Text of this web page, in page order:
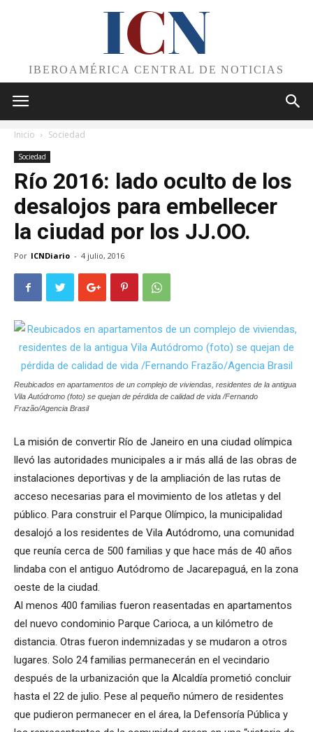
ICN
IBEROAMÉRICA CENTRAL DE NOTICIAS
Inicio Sociedad
Sociedad
Río 2016: lado oculto de los
desalojos para embellecer
la ciudad por los JJ.OO.
Por ICNDiario - 4 julio, 2016
Reubicados en apartamentos de un complejo de viviendas, residentes de la antigua
Vila Autódromo (foto) se quejan de pérdida de calidad de vida /Fernando
Frazão/Agencia Brasil
La misión de convertir Río de Janeiro en una ciudad olímpica
llevó las autoridades municipales a ir más allá de las obras de
instalaciones deportivas y de la ampliación de las rutas de
acceso necesarias para el movimiento de los atletas y del
público. Para construir el Parque Olímpico, la municipalidad
desalojó a los residentes de Vila Autódromo, una comunidad
que reunía cerca de 500 familias y que hace más de 40 años
lindaba con el antiguo Autódromo de Jacarepaguá, en la zona
oeste de la ciudad.
Al menos 400 familias fueron reasentadas en apartamentos
del nuevo condominio Parque Carioca, a un kilómetro de
distancia. Otras fueron indemnizadas y se mudaron a otros
lugares. Solo 24 familias permanecerán en el vecindario
después de la urbanización que la Alcaldía prometió concluir
hasta el 22 de julio. Pese al pequeño número de residentes
que pudieron permanecer en el área, la Defensoría Pública y